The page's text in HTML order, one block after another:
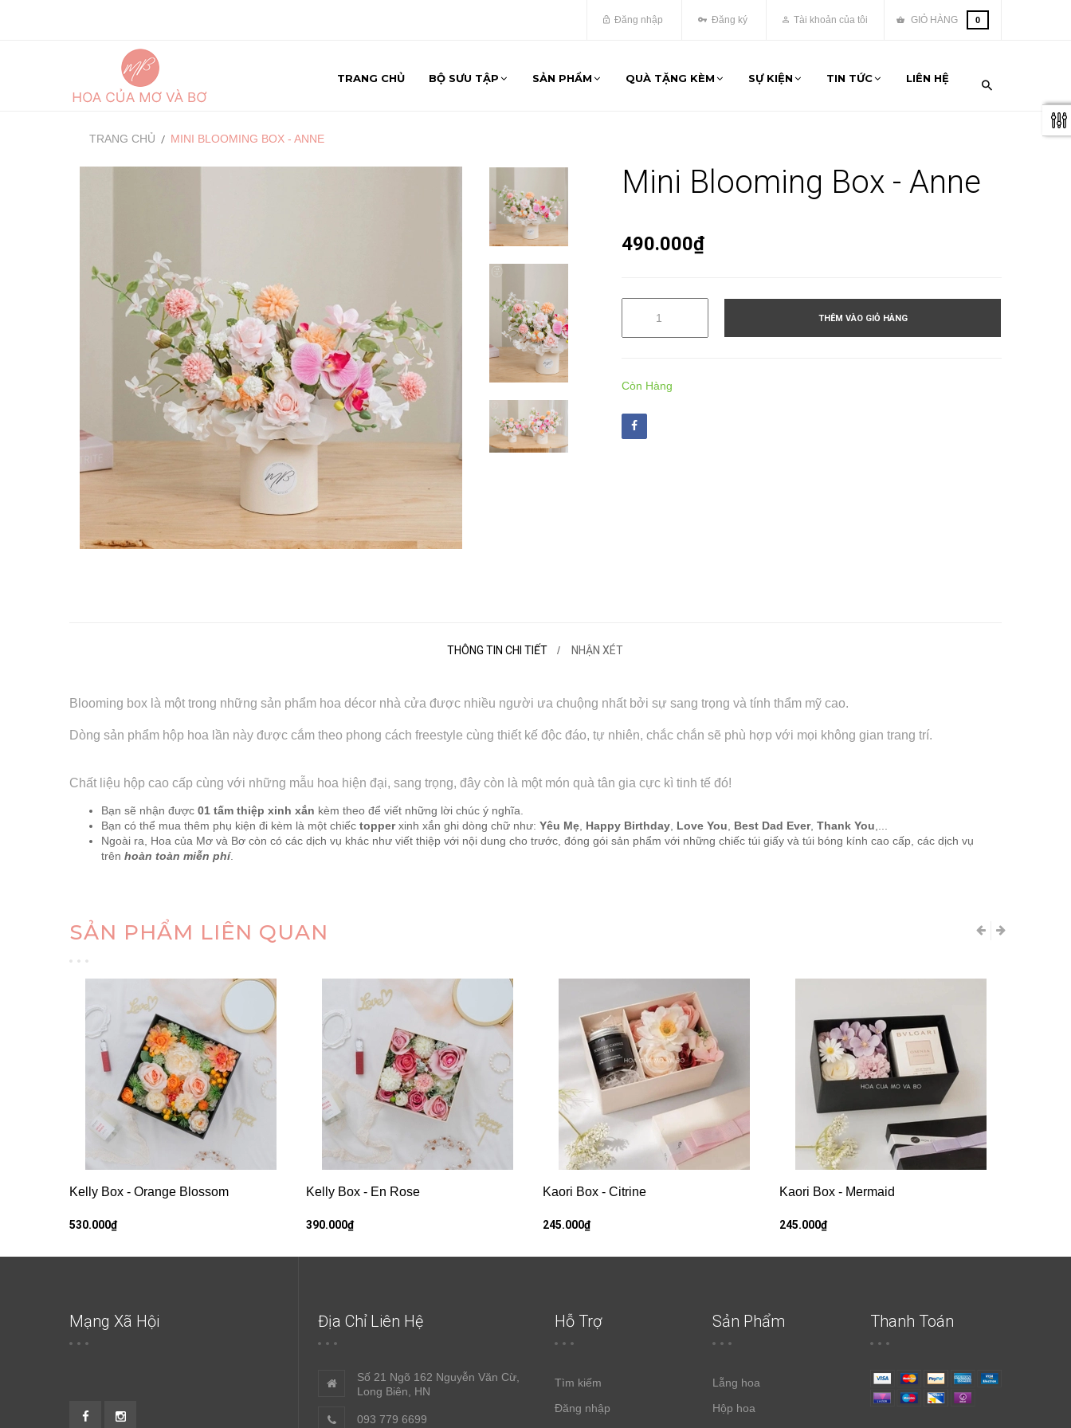
GIỎ HÀNG 0
Đăng nhập Đăng ký Tài khoản của tôi
TRANG CHỦ BỘ SƯU TẬP SẢN PHẨM QUÀ TẶNG KÈM SỰ KIỆN TIN TỨC LIÊN HỆ
TRANG CHỦ MINI BLOOMING BOX - ANNE
Mini Blooming Box - Anne
490.000₫
THÊM VÀO GIỎ HÀNG
Còn Hàng
THÔNG TIN CHI TIẾT NHẬN XÉT
Blooming box là một trong những sản phẩm hoa décor nhà cửa được nhiều người ưa chuộng nhất bởi sự sang trọng và tính thẩm mỹ cao.
Dòng sản phẩm hộp hoa lần này được cắm theo phong cách freestyle cùng thiết kế độc đáo, tự nhiên, chắc chắn sẽ phù hợp với mọi không gian trang trí.
Chất liệu hộp cao cấp cùng với những mẫu hoa hiện đại, sang trọng, đây còn là một món quà tân gia cực kì tinh tế đó!
Bạn sẽ nhận được 01 tấm thiệp xinh xắn kèm theo để viết những lời chúc ý nghĩa.
Bạn có thể mua thêm phụ kiện đi kèm là một chiếc topperxinh xắn ghi dòng chữ như: Yêu Mẹ Happy Birthday Love You Best Dad Ever, Thank You
Ngoài ra, Hoa của Mơ và Bơ còn có các dịch vụ khác như viết thiệp với nội dung cho trước, đóng gói sản phẩm với những chiếc túi giấy và túi bóng kính cao cấp, các dịch vụ
trên hoàn toàn miễn phí.
SẢN PHẨM LIÊN QUAN
Kelly Box - Orange Blossom
530.000₫
Kelly Box - En Rose
390.000₫
Kaori Box - Citrine
245.000₫
Kaori Box - Mermaid
245.000₫
Mạng Xã Hội Địa Chỉ Liên Hệ
Số 21 Ngõ 162 Nguyễn Văn Cừ,
Long Biên, HN
093 779 6699
Hỗ Trợ
Tìm kiếm
Đăng nhập
Sản Phẩm
Lẵng hoa
Hộp hoa
Thanh Toán